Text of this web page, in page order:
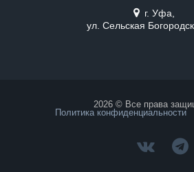
г. Уфа,
ул. Сельская
2026 © Все права
Политика конфиденциальности